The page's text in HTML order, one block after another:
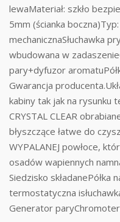
lewaMateriał: szkło
5mm (ścianka
mechanicznaSłuchawka
wbudowana w
pary+dyfuzor
Gwarancja
kabiny tak jak na rysunku
CRYSTAL CLEAR
błyszczące łatwe do
WYPALANEJ powłoce,
osadów wapiennych
Siedzisko składanePółka
termostatyczna
Generator